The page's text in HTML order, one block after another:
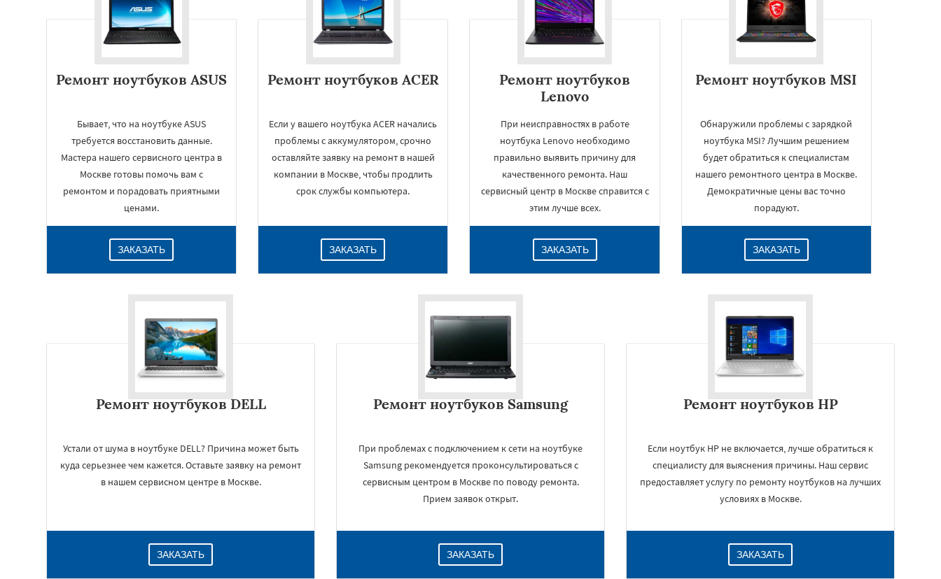
Ремонт ноутбуков ASUS
Бывает, что на ноутбуке ASUS
требуется восстановить данные.
Мастера нашего сервисного центра в
Москве готовы помочь вам с
ремонтом и порадовать приятными
ценами.
ЗАКАЗАТЬ
Ремонт ноутбуков ACER
Если у вашего ноутбука ACER начались
проблемы с аккумулятором, срочно
оставляйте заявку на ремонт в нашей
компании в Москве, чтобы продлить
срок службы компьютера.
ЗАКАЗАТЬ
Ремонт ноутбуков
Lenovo
При неисправностях в работе
ноутбука Lenovo необходимо
правильно выявить причину для
качественного ремонта. Наш
сервисный центр в Москве справится с
этим лучше всех.
ЗАКАЗАТЬ
Ремонт ноутбуков MSI
Обнаружили проблемы с зарядкой
ноутбука MSI? Лучшим решением
будет обратиться к специалистам
нашего ремонтного центра в Москве.
Демократичные цены вас точно
порадуют.
ЗАКАЗАТЬ
Ремонт ноутбуков DELL
Устали от шума в ноутбуке DELL? Причина может быть
куда серьезнее чем кажется. Оставьте заявку на ремонт
в нашем сервисном центре в Москве.
ЗАКАЗАТЬ
Ремонт ноутбуков Samsung
При проблемах с подключением к сети на ноутбуке
Samsung рекомендуется проконсультироваться с
сервисным центром в Москве по поводу ремонта.
Прием заявок открыт.
ЗАКАЗАТЬ
Ремонт ноутбуков HP
Если ноутбук HP не включается, лучше обратиться к
специалисту для выяснения причины. Наш сервис
предоставляет услугу по ремонту ноутбуков на лучших
условиях в Москве.
ЗАКАЗАТЬ